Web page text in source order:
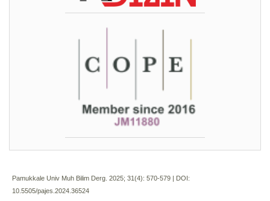
Pamukkale Univ Muh Bilim Derg. 2025; 31(4): 570-579 | DOI:
10.5505/pajes.2024.36524